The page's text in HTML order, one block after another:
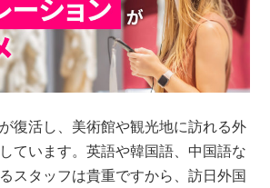
復活し、美術館や観光地に訪れる外
ています。英語や韓国語、中国語な
スタッフは貴重ですから、訪日外国